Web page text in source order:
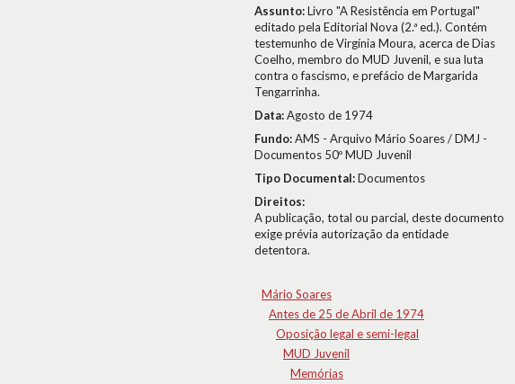
Assunto:Livro "A Resistência em Portugal"
editado pela Editorial Nova (2.ª ed.). Contém
testemunho de Virgínia Moura, acerca de Dias
Coelho, membro do MUD Juvenil, e sua luta
contra o fascismo, e prefácio de Margarida
Tengarrinha.
Data:Agosto de 1974
Fundo:AMS - Arquivo Mário Soares / DMJ -
Documentos 50º MUD Juvenil
Tipo Documental:Documentos
Direitos:
A publicação, total ou parcial, deste documento
exige prévia autorização da entidade
detentora.
Mário Soares
Antes de 25 de Abril de 1974
Oposição legal e semi-legal
MUD Juvenil
Memórias